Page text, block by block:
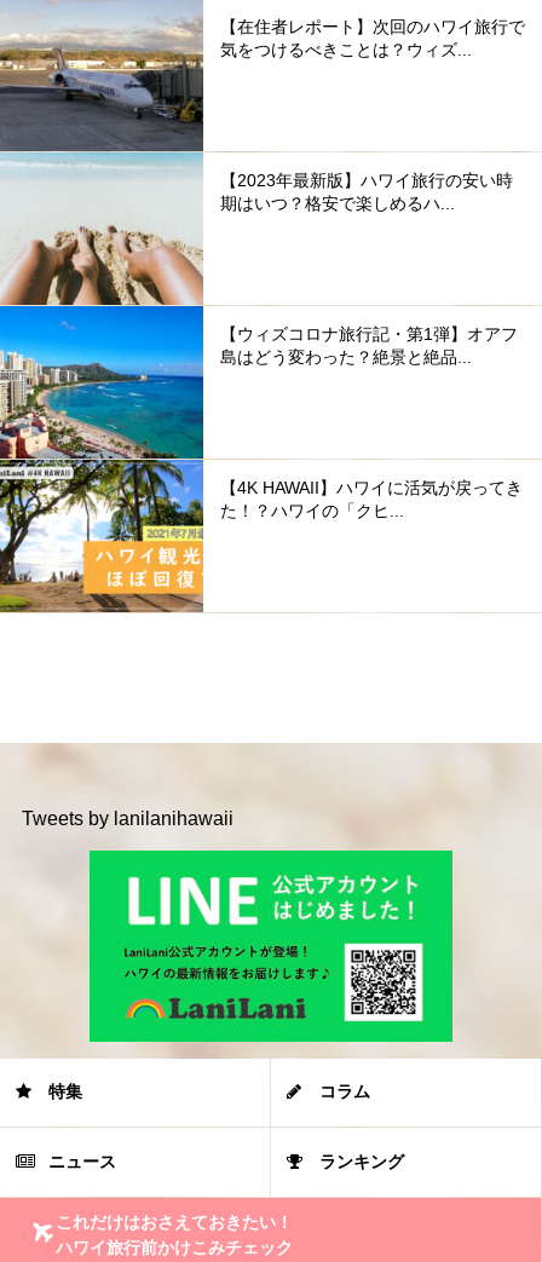
【在住者レポート】次回のハワイ旅行で
気をつけるべきことは？ウィズ...
【2023年最新版】ハワイ旅行の安い時
期はいつ？格安で楽しめるハ...
【ウィズコロナ旅行記・第1弾】オアフ
島はどう変わった？絶景と絶品...
【4K HAWAII】ハワイに活気が戻ってき
た！？ハワイの「クヒ...
Tweets by lanilanihawaii
特集 コラム
ニュース ランキング
これだけはおさえておきたい！
ハワイ旅行前かけこみチェック